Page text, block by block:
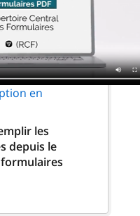
en
les
depuis le